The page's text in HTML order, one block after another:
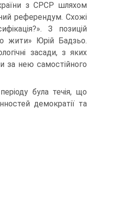
з СРСР шляхом
референдум. Схожі
З позицій
жити» Юрій Бадзьо.
засади, з яких
за нею самостійного
була течія, що
демократії та